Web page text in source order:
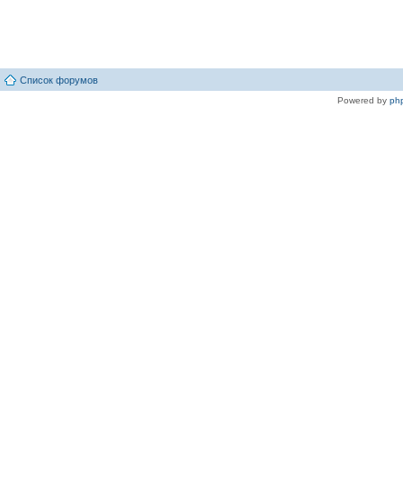
Список форумов
Powered by